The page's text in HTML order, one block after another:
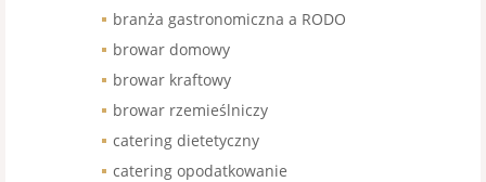
branża gastronomiczna a RODO
browar domowy
browar kraftowy
browar rzemieślniczy
catering dietetyczny
catering opodatkowanie